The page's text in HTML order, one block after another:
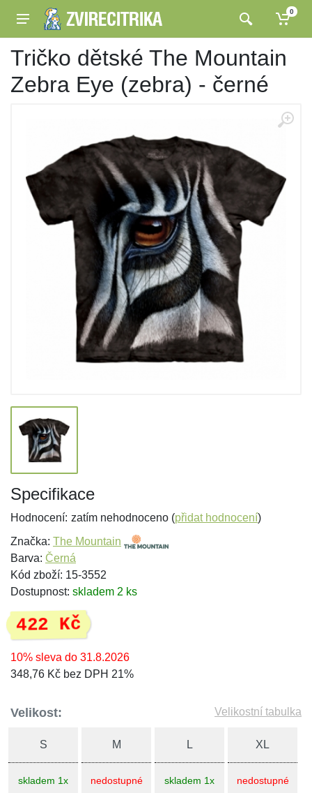
0
Tričko dětské The Mountain
Zebra Eye (zebra) - černé
Specifikace
Hodnocení: zatím nehodnoceno (přidat hodnocení)
Značka: The Mountain
Barva: Černá
Kód zboží: 15-3552
Dostupnost: skladem 2 ks
422 Kč
10% sleva do 31.8.2026
348,76 Kč bez DPH 21%
Velikost: Velikostní tabulka
S
skladem 1x
M
nedostupné
L
skladem 1x
XL
nedostupné